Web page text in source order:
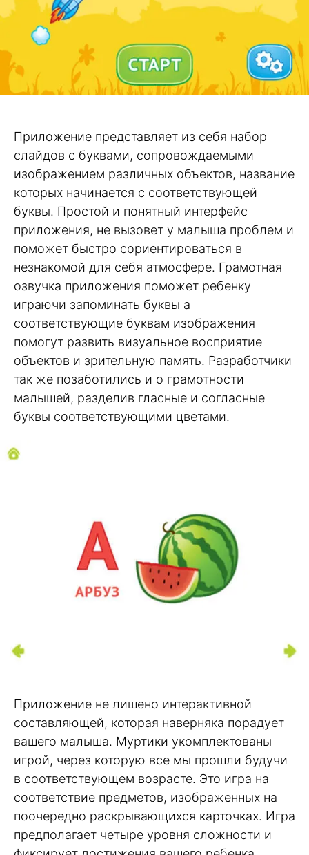
Приложение представляет из себя набор
слайдов с буквами, сопровождаемыми
изображением различных объектов, название
которых начинается с соответствующей
буквы. Простой и понятный интерфейс
приложения, не вызовет у малыша проблем и
поможет быстро сориентироваться в
незнакомой для себя атмосфере. Грамотная
озвучка приложения поможет ребенку
играючи запоминать буквы а
соответствующие буквам изображения
помогут развить визуальное восприятие
объектов и зрительную память. Разработчики
так же позаботились и о грамотности
малышей, разделив гласные и согласные
буквы соответствующими цветами.
Приложение не лишено интерактивной
составляющей, которая наверняка порадует
вашего малыша. Муртики укомплектованы
игрой, через которую все мы прошли будучи
в соответствующем возрасте. Это игра на
соответствие предметов, изображенных на
поочередно раскрывающихся карточках. Игра
предполагает четыре уровня сложности и